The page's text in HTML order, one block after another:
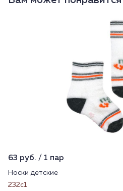
63 руб. / 1 пар
Носки детские
232с1